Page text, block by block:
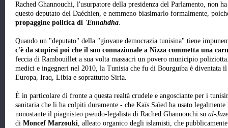
Rached Ghannouchi, l'usurpatore della presidenza del Parlamento, non
questo deputato del Daéchien, e nemmeno biasimarlo formalmente,
propaggine politica di 'Ennahdha.
Quando un "deputato" della "giovane democrazia tunisina" tiene
c'è da stupirsi poi che il suo connazionale a Nizza commetta una
feccia di Rambouillet a sua volta massacri un povero municipio
medici e ingegneri nel 2010, la Tunisia che fu di Bourguiba è diventata
Europa, Iraq, Libia e soprattutto Siria.
È in particolare di fronte a questa realtà crudele e angosciante per i
sanitaria che li ha colpiti duramente - che Kaïs Saïed ha usato
nonostante il piagnisteo pseudo-legalista di Rached Ghannouchi su al-
di Moncef Marzouki, alleato organico degli islamisti, che